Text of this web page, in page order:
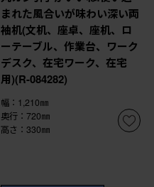
まれた風合いが味わい深い両
袖机(文机、座卓、座机、ロ
ーテーブル、作業台、ワーク
デスク、在宅ワーク、在宅
用)(R-084282)
幅：1,210㎜
奥行：720㎜
高さ：330㎜